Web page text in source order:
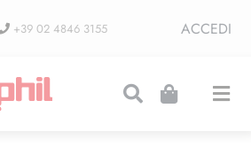
+39 02 4846 3155 ACCEDI